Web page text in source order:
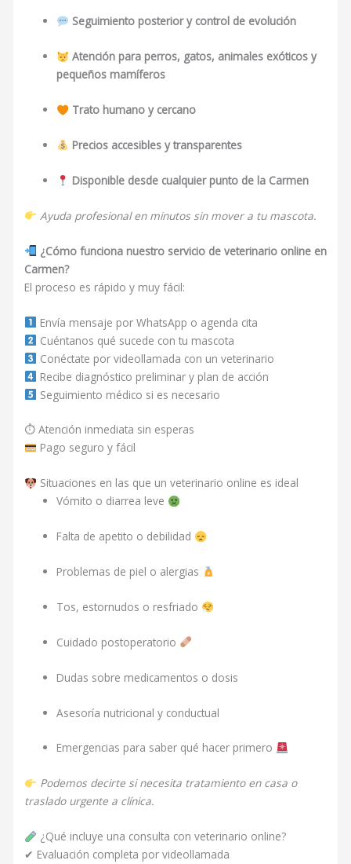
Seguimiento posterior y control de evolución
Atención para perros, gatos, animales exóticos y
pequeños mamíferos
Trato humano y cercano
Precios accesibles y transparentes
Disponible desde cualquier punto de la Carmen
Ayuda profesional en minutos sin mover a tu mascota.
¿Cómo funciona nuestro servicio de veterinario online en
Carmen?
El proceso es rápido y muy fácil:
Envía mensaje por WhatsApp o agenda cita
Cuéntanos qué sucede con tu mascota
Conéctate por videollamada con un veterinario
Recibe diagnóstico preliminar y plan de acción
Seguimiento médico si es necesario
⏱ Atención inmediata sin esperas
Pago seguro y fácil
Situaciones en las que un veterinario online es ideal
Vómito o diarrea leve
Falta de apetito o debilidad
Problemas de piel o alergias
Tos, estornudos o resfriado
Cuidado postoperatorio
Dudas sobre medicamentos o dosis
Asesoría nutricional y conductual
Emergencias para saber qué hacer primero
Podemos decirte si necesita tratamiento en casa o
traslado urgente a clínica.
¿Qué incluye una consulta con veterinario online?
✔ Evaluación completa por videollamada